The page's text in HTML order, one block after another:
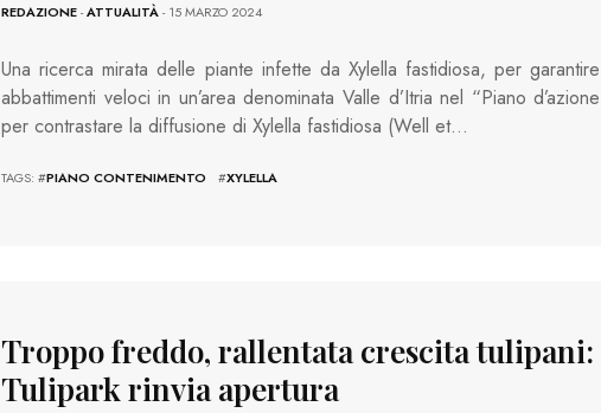
REDAZIONE-ATTUALITÀ- 15 MARZO 2024
Una ricerca mirata delle piante infette da Xylella fastidiosa, per garantire
abbattimenti veloci in un’area denominata Valle d’Itria nel “Piano d’azione
per contrastare la diffusione di Xylella fastidiosa (Well et…
TAGS: #PIANO CONTENIMENTO #XYLELLA
Troppo freddo, rallentata crescita tulipani:
Tulipark rinvia apertura